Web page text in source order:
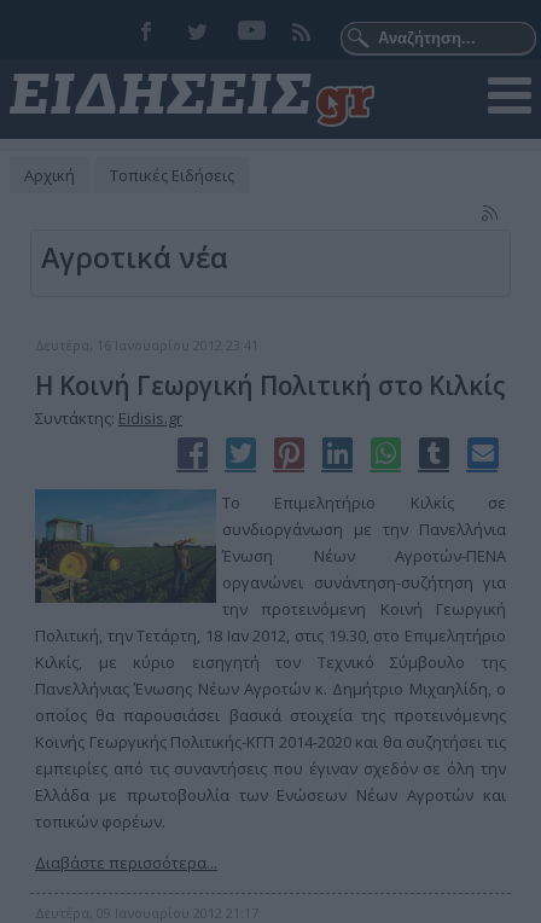
Αρχική Τοπικές Ειδήσεις
Αγροτικά νέα
Δευτέρα, 16 Ιανουαρίου 2012 23:41
Η Κοινή Γεωργική Πολιτική στο Κιλκίς
Συντάκτης: Eidisis.gr
Το Επιμελητήριο Κιλκίς σε
συνδιοργάνωση με την Πανελλήνια
Ένωση Νέων Αγροτών-ΠΕΝΑ
οργανώνει συνάντηση-συζήτηση για
την προτεινόμενη Κοινή Γεωργική
Πολιτική, την Τετάρτη, 18 Ιαν 2012, στις 19.30, στο Επιμελητήριο
Κιλκίς, με κύριο εισηγητή τον Τεχνικό Σύμβουλο της
Πανελλήνιας Ένωσης Νέων Αγροτών κ. Δημήτριο Μιχαηλίδη, ο
οποίος θα παρουσιάσει βασικά στοιχεία της προτεινόμενης
Κοινής Γεωργικής Πολιτικής-ΚΓΠ 2014-2020 και θα συζητήσει τις
εμπειρίες από τις συναντήσεις που έγιναν σχεδόν σε όλη την
Ελλάδα με πρωτοβουλία των Ενώσεων Νέων Αγροτών και
τοπικών φορέων.
Διαβάστε περισσότερα...
Δευτέρα, 09 Ιανουαρίου 2012 21:17